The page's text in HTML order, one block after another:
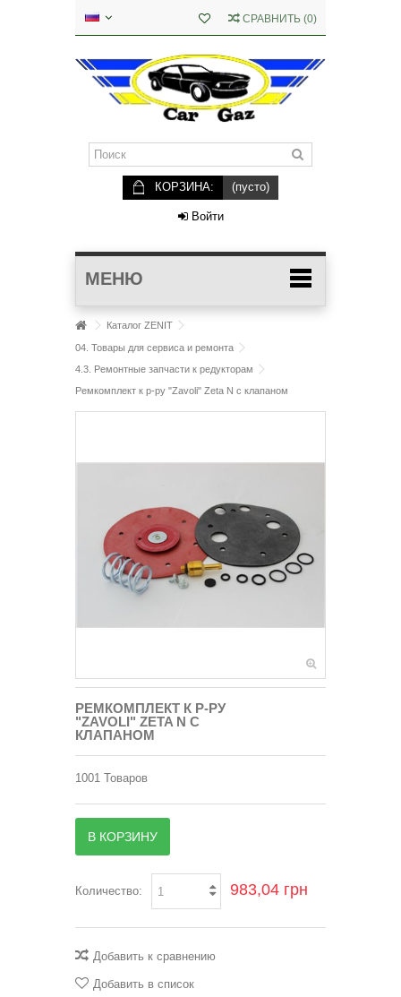
СРАВНИТЬ (0)
КОРЗИНА: (пусто)
Войти
МЕНЮ
Каталог ZENIT
04. Товары для сервиса и ремонта
4.3. Ремонтные запчасти к редукторам
Ремкомплект к р-ру "Zavoli" Zeta N с клапаном
РЕМКОМПЛЕКТ К Р-РУ
"ZAVOLI" ZETA N С
КЛАПАНОМ
1001 Товаров
В КОРЗИНУ
Количество: 983,04 грн
Добавить к сравнению
Добавить в список